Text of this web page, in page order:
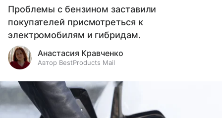
Проблемы с бензином заставили
покупателей присмотреться к
электромобилям и гибридам.
Анастасия Кравченко
Автор BestProducts Mail